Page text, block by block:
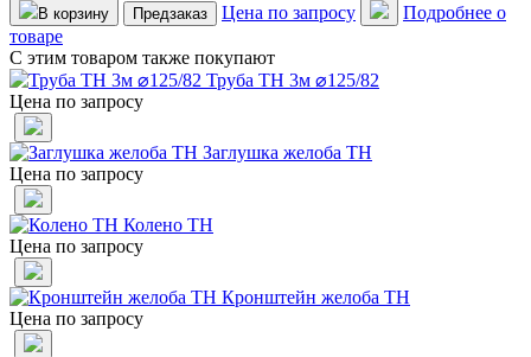
В корзину Предзаказ Цена по запросу
Подробнее о
товаре
С этим товаром также покупают
Труба ТН 3м ⌀125/82
Цена по запросу
Заглушка желоба ТН
Цена по запросу
Колено ТН
Цена по запросу
Кронштейн желоба ТН
Цена по запросу